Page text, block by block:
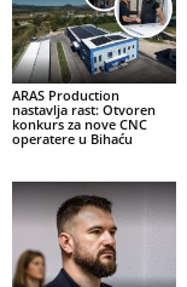
ARAS Production
nastavlja rast: Otvoren
konkurs za nove CNC
operatere u Bihaću